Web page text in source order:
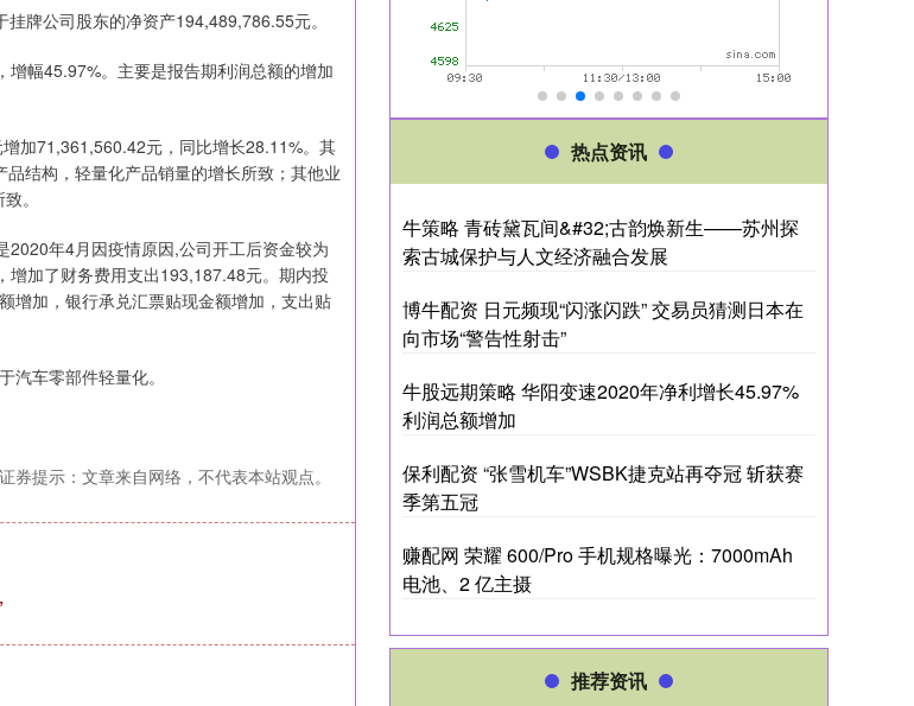
牌公司股东的净资产194,489,786.55元。
幅45.97%。主要是报告期利润总额的增加
加71,361,560.42元，同比增长28.11%。其
结构，轻量化产品销量的增长所致；其他业
。
年4月因疫情原因,公司开工后资金较为
增加了财务费用支出193,187.48元。期内投
增加，银行承兑汇票贴现金额增加，支出贴
车零部件轻量化。
券提示：文章来自网络，不代表本站观点。
热点资讯
牛策略 青砖黛瓦间&#32;古韵焕新生——苏州探
索古城保护与人文经济融合发展
博牛配资 日元频现“闪涨闪跌” 交易员猜测日本在
向市场“警告性射击”
牛股远期策略 华阳变速2020年净利增长45.97%
利润总额增加
保利配资 “张雪机车”WSBK捷克站再夺冠 斩获赛
季第五冠
赚配网 荣耀 600/Pro 手机规格曝光：7000mAh
电池、2 亿主摄
推荐资讯